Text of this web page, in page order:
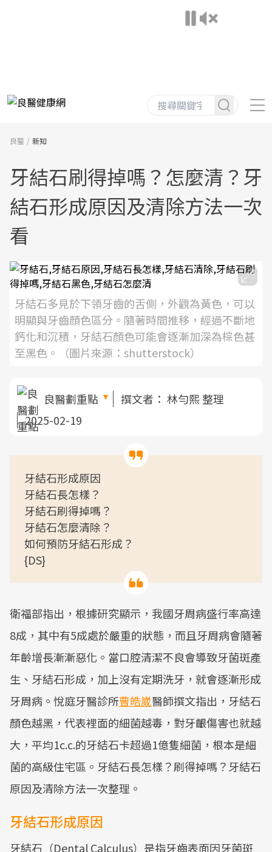
良醫 新知
牙結石刷得掉嗎？怎麼清？牙
結石形成原因及清除方法一次
看
牙結石多見於下領牙齒的舌側，外觀為黃色，可以
明顯與牙齒顏色區分。隨著時間推移，經過不斷地
鈣化和沉積，牙結石顏色可能會逐漸加深為棕色甚
至黑色。（圖片來源：shutterstock）
良醫劃重點 撰文者： 林勻熙 整理
2025-02-19
牙結石形成原因
牙結石長怎樣？
牙結石刷得掉嗎？
牙結石怎麼清除？
如何預防牙結石形成？
{DS}
衛福部指出，根據研究顯示，我國牙周病盛行率高達
8成，其中有5成處於嚴重的狀態，而且牙周病會隨著
年齡增長漸漸惡化。當口腔清潔不良會導致牙菌斑產
生、牙結石形成，加上沒有定期洗牙，就會逐漸形成
牙周病。悅庭牙醫診所曹皓崴醫師撰文指出，牙結石
顏色越黑，代表裡面的細菌越毒，對牙齦傷害也就越
大，平均1c.c.的牙結石卡超過1億隻細菌，根本是細
菌的高級住宅區。牙結石長怎樣？刷得掉嗎？牙結石
原因及清除方法一次整理。
牙結石形成原因
牙結石（Dental Calculus）是指牙齒表面因牙菌斑